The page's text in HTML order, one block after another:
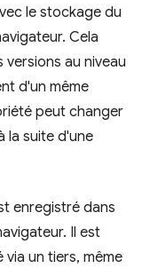
le stockage du
Cela
au niveau
d'un même
peut changer
la suite d'une
enregistré dans
Il est
un tiers, même